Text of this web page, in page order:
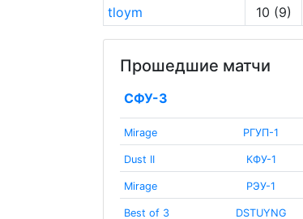
tloym
10 (9)
Прошедшие матчи
СФУ-3
Mirage РГУП-1
Dust II КФУ-1
Mirage РЭУ-1
Best of 3 DSTUYNG